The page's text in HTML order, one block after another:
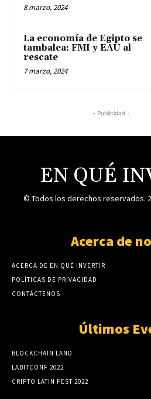
8 marzo, 2024
La economía de Egipto se
tambalea: FMI y EAU al
rescate
7 marzo, 2024
- Publicidad -
EN QUÉ
© Todos los derechos reservados.
Acerca de
ACERCA DE EN QUÉ INVERTIR
POLÍTICAS DE PRIVACIDAD
CONTÁCTENOS
Últimos
BLOCKCHAIN LAND
LABITCONF 2022
CRIPTO LATIN FEST 2022